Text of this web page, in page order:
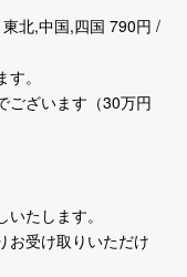
北,中国,四国 790円 /
。
ございます（30万円
たします。
お受け取りいただけ